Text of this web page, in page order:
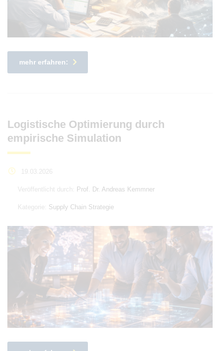
mehr erfahren:
Logistische Optimierung durch
empirische Simulation
19.03.2026
Veröffentlicht durch: Prof. Dr. Andreas Kemmner
Kategorie: Supply Chain Strategie